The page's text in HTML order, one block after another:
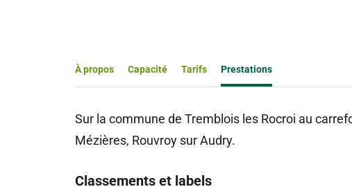
À propos Capacité Tarifs Prestations
Sur la commune de Tremblois les Rocroi au
Mézières, Rouvroy sur Audry.
Classements et labels